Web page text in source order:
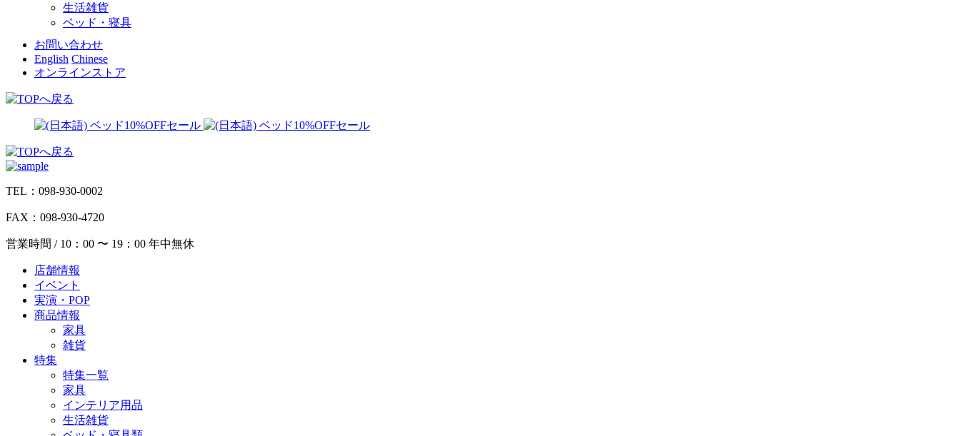
生活雑貨
ベッド・寝具
お問い合わせ
English Chinese
オンラインストア
TEL：098-930-0002
FAX：098-930-4720
営業時間 / 10：00 〜 19：00 年中無休
店舗情報
イベント
実演・POP
商品情報
家具
雑貨
特集
特集一覧
家具
インテリア用品
生活雑貨